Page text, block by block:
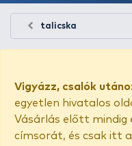
talicska
Vigyázz, csalók
egyetlen hivatalos
Vásárlás előtt mindig
címsorát, és csak itt